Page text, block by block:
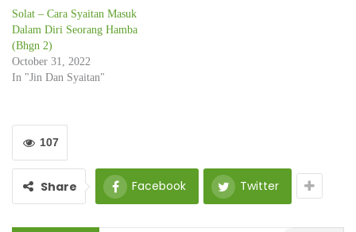
Solat – Cara Syaitan Masuk
Dalam Diri Seorang Hamba
(Bhgn 2)
October 31, 2022
In "Jin Dan Syaitan"
107
Share Facebook Twitter